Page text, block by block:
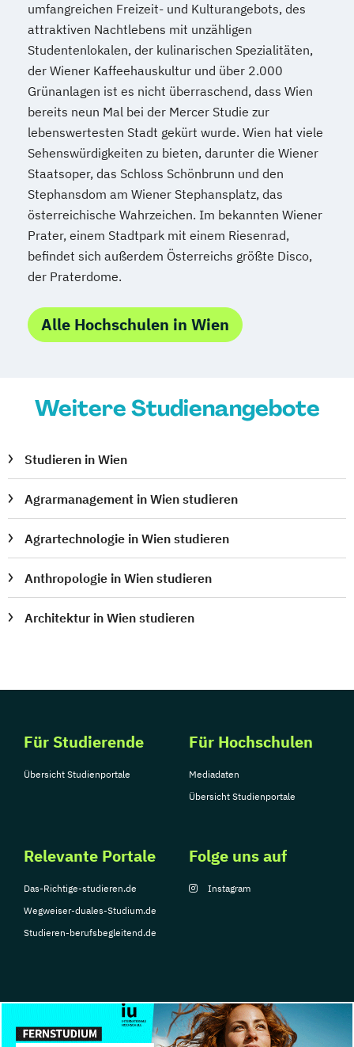
umfangreichen Freizeit- und Kulturangebots, des
attraktiven Nachtlebens mit unzähligen
Studentenlokalen, der kulinarischen Spezialitäten,
der Wiener Kaffeehauskultur und über 2.000
Grünanlagen ist es nicht überraschend, dass Wien
bereits neun Mal bei der Mercer Studie zur
lebenswertesten Stadt gekürt wurde. Wien hat viele
Sehenswürdigkeiten zu bieten, darunter die Wiener
Staatsoper, das Schloss Schönbrunn und den
Stephansdom am Wiener Stephansplatz, das
österreichische Wahrzeichen. Im bekannten Wiener
Prater, einem Stadtpark mit einem Riesenrad,
befindet sich außerdem Österreichs größte Disco,
der Praterdome.
Alle Hochschulen in Wien
Weitere Studienangebote
Studieren in Wien
Agrarmanagement in Wien studieren
Agrartechnologie in Wien studieren
Anthropologie in Wien studieren
Architektur in Wien studieren
Für Studierende
Übersicht Studienportale
Für Hochschulen
Mediadaten
Übersicht Studienportale
Relevante Portale
Das-Richtige-studieren.de
Wegweiser-duales-Studium.de
Studieren-berufsbegleitend.de
Folge uns auf
Instagram
© Copyright 2026, TarGroup Media GmbH